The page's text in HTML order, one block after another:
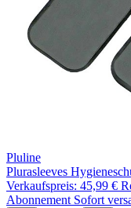
Pluline
Plurasleeves
Verkaufspreis: 45,99 €
Abonnement Sofort